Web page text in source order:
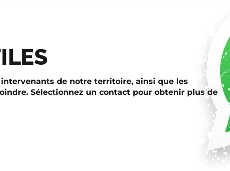
intervenants de notre territoire, ainsi que les
Sélectionnez un contact pour obtenir plus de